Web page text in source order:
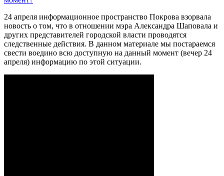
24 апреля информационное пространство Покрова взорвала
новость о том, что в отношении мэра Александра Шаповала и
других представителей городской власти проводятся
следственные действия. В данном материале мы постараемся
свести воедино всю доступную на данный момент (вечер 24
апреля) информацию по этой ситуации.